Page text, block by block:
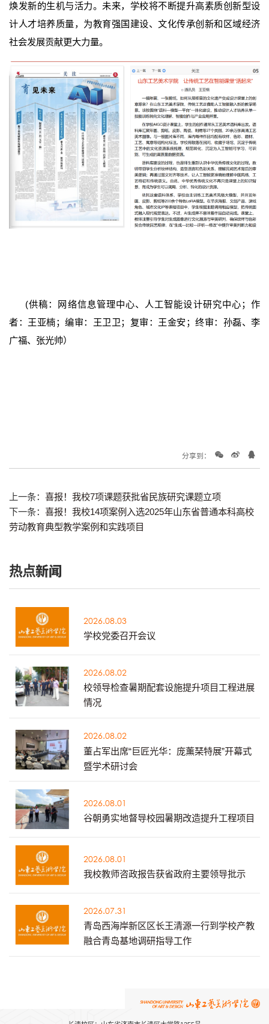
焕发新的生机与活力。未来，学校将不断提升高素质创新型设
计人才培养质量，为教育强国建设、文化传承创新和区域经济
社会发展贡献更大力量。
(供稿：网络信息管理中心、人工智能设计研究中心；作
者：王亚楠；编审：王卫卫；复审：王金安；终审：孙磊、李
广福、张光帅）
分享到：
上一条： 喜报！我校7项课题获批省民族研究课题立项
下一条： 喜报！我校14项案例入选2025年山东省普通本科高校
劳动教育典型教学案例和实践项目
热点新闻
2026.08.03
学校党委召开会议
2026.08.02
校领导检查暑期配套设施提升项目工程进展
情况
2026.08.02
董占军出席“巨匠光华：庞薰琹特展”开幕式
暨学术研讨会
2026.08.01
谷朝勇实地督导校园暑期改造提升工程项目
2026.08.01
我校教师咨政报告获省政府主要领导批示
2026.07.31
青岛西海岸新区区长王清源一行到学校产教
融合青岛基地调研指导工作